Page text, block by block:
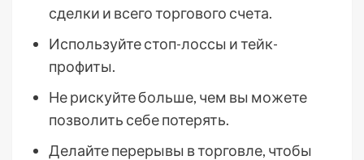
сделки и всего торгового счета.
Используйте стоп-лоссы и тейк-
профиты.
Не рискуйте больше, чем вы можете
позволить себе потерять.
Делайте перерывы в торговле, чтобы